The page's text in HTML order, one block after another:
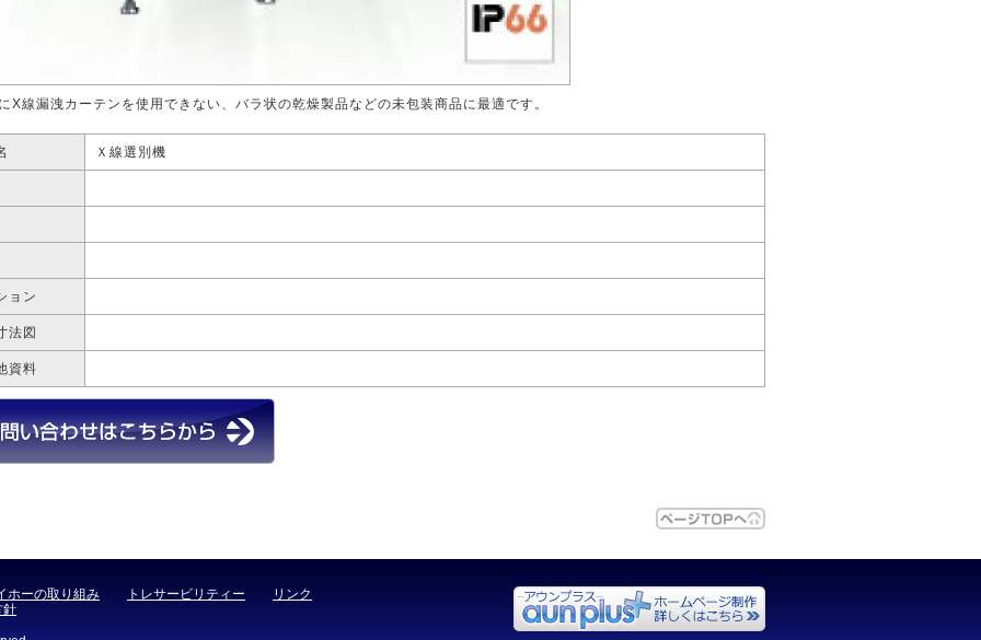
X線漏洩カーテンを使用できない、バラ状の乾燥製品などの未包装商品に最適です。
Ｘ線選別機
ョン
法図
資料
ホーの取り組み トレサービリティー
リンク
針